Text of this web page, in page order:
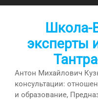
Перейти
Школа-
эксперты
Антон Михайлович
консультации:
и образование,